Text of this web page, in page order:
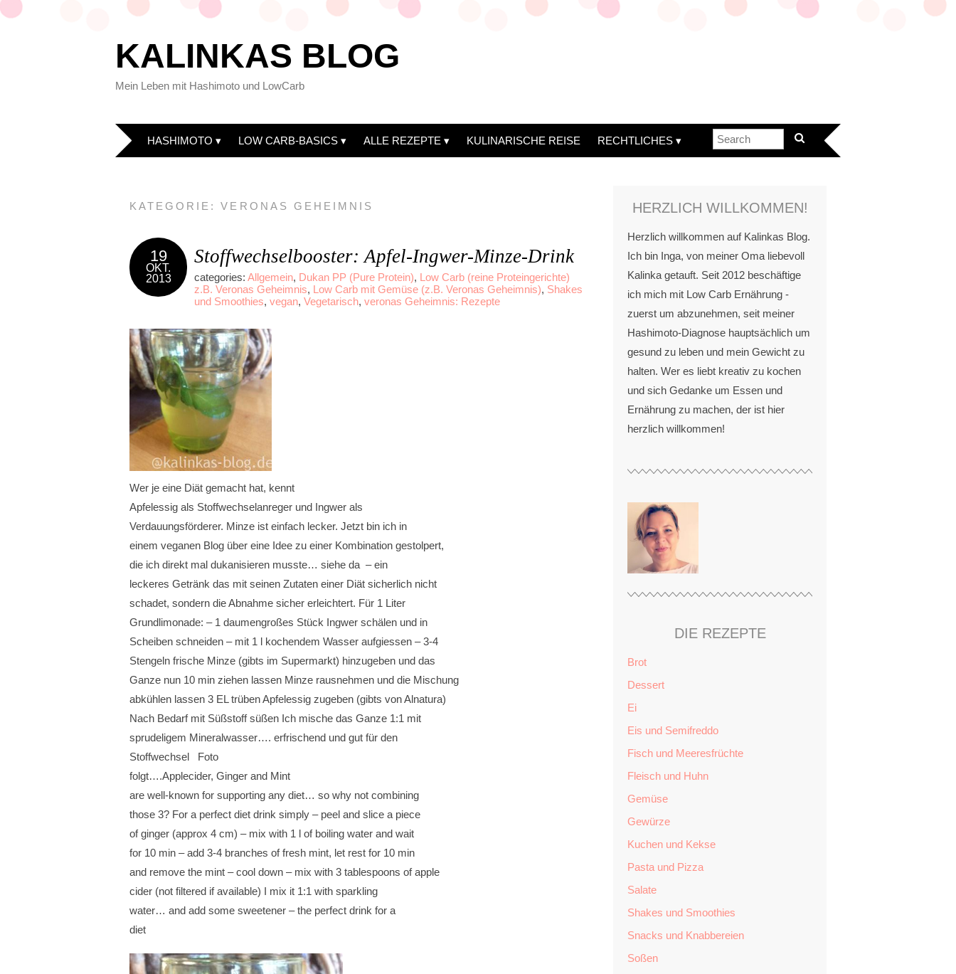
KALINKAS BLOG
Mein Leben mit Hashimoto und LowCarb
HASHIMOTO LOW CARB-BASICS ALLE REZEPTE KULINARISCHE REISE RECHTLICHES
KATEGORIE:VERONAS GEHEIMNIS
19
OKT.
2013
Stoffwechselbooster: Apfel-Ingwer-Minze-Drink
categories: Allgemein, Dukan PP (Pure Protein), Low Carb (reine Proteingerichte)
z.B. Veronas Geheimnis, Low Carb mit Gemüse (z.B. Veronas Geheimnis), Shakes
und Smoothies, vegan, Vegetarisch, veronas Geheimnis: Rezepte
Wer je eine Diät gemacht hat, kennt
Apfelessig als Stoffwechselanreger und Ingwer als
Verdauungsförderer. Minze ist einfach lecker. Jetzt bin ich in
einem veganen Blog über eine Idee zu einer Kombination gestolpert,
die ich direkt mal dukanisieren musste… siehe da – ein
leckeres Getränk das mit seinen Zutaten einer Diät sicherlich nicht
schadet, sondern die Abnahme sicher erleichtert. Für 1 Liter
Grundlimonade: – 1 daumengroßes Stück Ingwer schälen und in
Scheiben schneiden – mit 1 l kochendem Wasser aufgiessen – 3-4
Stengeln frische Minze (gibts im Supermarkt) hinzugeben und das
Ganze nun 10 min ziehen lassen Minze rausnehmen und die Mischung
abkühlen lassen 3 EL trüben Apfelessig zugeben (gibts von Alnatura)
Nach Bedarf mit Süßstoff süßen Ich mische das Ganze 1:1 mit
sprudeligem Mineralwasser…. erfrischend und gut für den
Stoffwechsel Foto
folgt….Applecider, Ginger and Mint
are well-known for supporting any diet… so why not combining
those 3? For a perfect diet drink simply – peel and slice a piece
of ginger (approx 4 cm) – mix with 1 l of boiling water and wait
for 10 min – add 3-4 branches of fresh mint, let rest for 10 min
and remove the mint – cool down – mix with 3 tablespoons of apple
cider (not filtered if available) I mix it 1:1 with sparkling
water… and add some sweetener – the perfect drink for a
diet
HERZLICH WILLKOMMEN!
Herzlich willkommen auf Kalinkas Blog.
Ich bin Inga, von meiner Oma liebevoll
Kalinka getauft. Seit 2012 beschäftige
ich mich mit Low Carb Ernährung -
zuerst um abzunehmen, seit meiner
Hashimoto-Diagnose hauptsächlich um
gesund zu leben und mein Gewicht zu
halten. Wer es liebt kreativ zu kochen
und sich Gedanke um Essen und
Ernährung zu machen, der ist hier
herzlich willkommen!
DIE REZEPTE
Brot
Dessert
Ei
Eis und Semifreddo
Fisch und Meeresfrüchte
Fleisch und Huhn
Gemüse
Gewürze
Kuchen und Kekse
Pasta und Pizza
Salate
Shakes und Smoothies
Snacks und Knabbereien
Soßen